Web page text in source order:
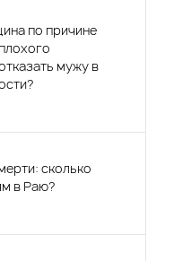
по причине
мужу в
сколько
в Раю?